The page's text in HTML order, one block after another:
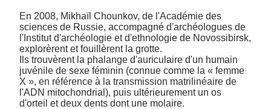
En 2008, Mikhaïl Chounkov, de l'Académie des
sciences de Russie, accompagné d'archéologues de
l'Institut d'archéologie et d'ethnologie de Novossibirsk,
explorèrent et fouillèrent la grotte.
Ils trouvèrent la phalange d'auriculaire d'un humain
juvénile de sexe féminin (connue comme la « femme
X », en référence à la transmission matrilinéaire de
l'ADN mitochondrial), puis ultérieurement un os
d'orteil et deux dents dont une molaire.